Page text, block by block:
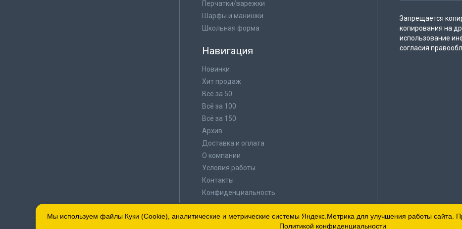
Перчатки/варежки
Шарфы и манишки
Школьная форма
Навигация
Новинки
Хит продаж
Всё за 50
Всё за 100
Всё за 150
Архив
Доставка и оплата
О компании
Условия работы
Контакты
Конфиденциальность
Запрещается
копирования на
использование
согласия
Мы используем файлы Куки (Cookie), аналитические и метрические системы Яндекс.Метрика для улучшения работы сайта.
Политикой конфиденциальности